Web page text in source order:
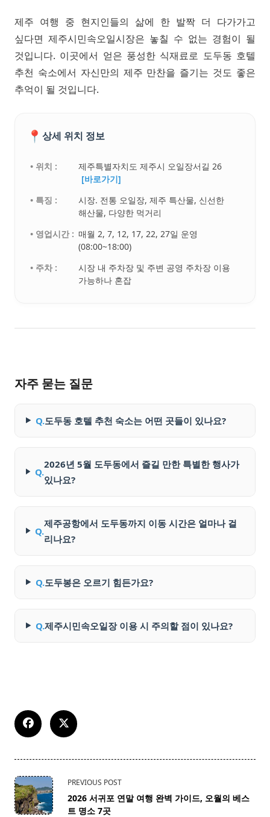
제주 여행 중 현지인들의 삶에 한 발짝 더 다가가고
싶다면 제주시민속오일시장은 놓칠 수 없는 경험이 될
것입니다. 이곳에서 얻은 풍성한 식재료로 도두동 호텔
추천 숙소에서 자신만의 제주 만찬을 즐기는 것도 좋은
추억이 될 것입니다.
📍 상세 위치 정보
• 위치 :
제주특별자치도 제주시 오일장서길 26
[바로가기]
• 특징 :
시장. 전통 오일장, 제주 특산물, 신선한
해산물, 다양한 먹거리
• 영업시간 : 매월 2, 7, 12, 17, 22, 27일 운영
(08:00~18:00)
• 주차 :
시장 내 주차장 및 주변 공영 주차장 이용
가능하나 혼잡
자주 묻는 질문
Q.도두동 호텔 추천 숙소는 어떤 곳들이 있나요?
Q.
2026년 5월 도두동에서 즐길 만한 특별한 행사가
있나요?
Q.
제주공항에서 도두동까지 이동 시간은 얼마나 걸
리나요?
Q.도두봉은 오르기 힘든가요?
Q.제주시민속오일장 이용 시 주의할 점이 있나요?
<span
class="nav-
subtitle
PREVIOUS POST
2026 서귀포 연말 여행 완벽 가이드, 오월의 베스
트 명소 7곳